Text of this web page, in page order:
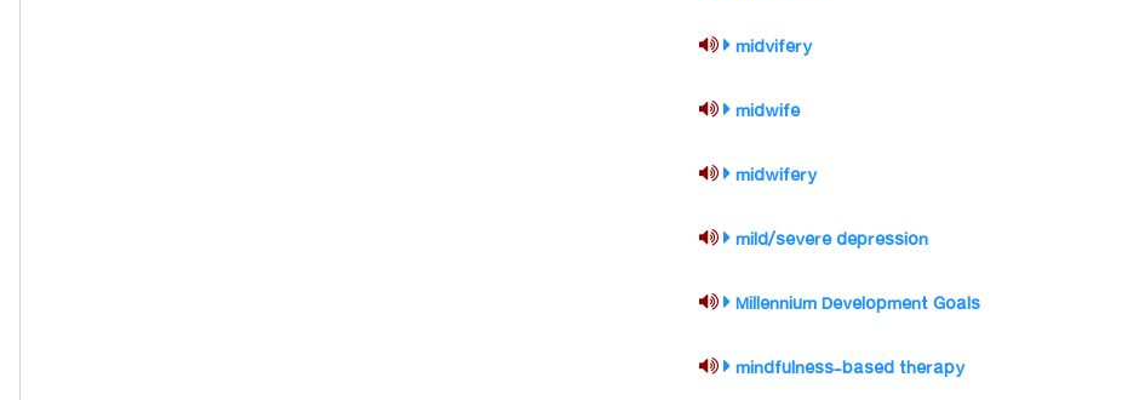
midvifery
midwife
midwifery
mild/severe depression
Millennium Development Goals
mindfulness-based therapy